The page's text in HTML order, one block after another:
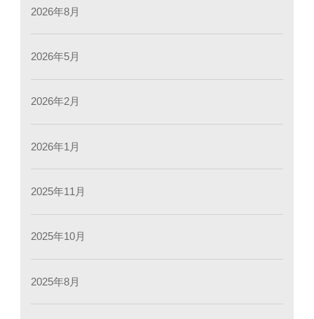
2026年8月
2026年5月
2026年2月
2026年1月
2025年11月
2025年10月
2025年8月